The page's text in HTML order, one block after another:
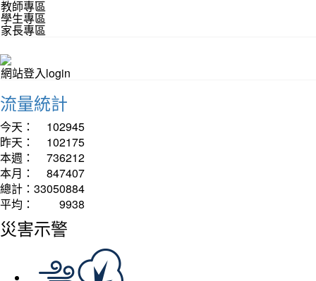
教師專區
學生專區
家長專區
網站登入login
流量統計
今天：
102945
昨天：
102175
本週：
736212
本月：
847407
總計： 33050884
平均：
9938
災害示警